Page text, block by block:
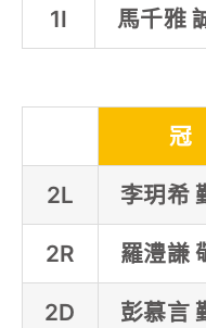
1I 馬千雅
冠
2L 李玥希
2R 羅澧謙
2D 彭慕言